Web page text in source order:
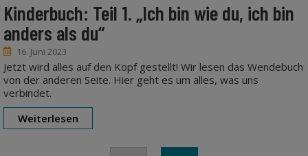
Kinderbuch: Teil 1. „Ich bin wie du, ich bin
anders als du“
16. Juni 2023
Jetzt wird alles auf den Kopf gestellt! Wir lesen das Wendebuch
von der anderen Seite. Hier geht es um alles, was uns
verbindet.
Weiterlesen